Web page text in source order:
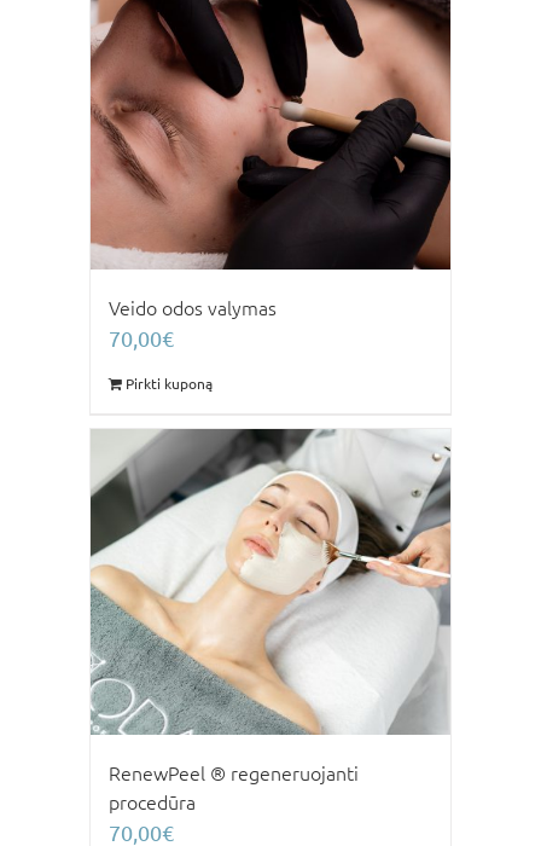
Veido odos valymas
70,00€
Pirkti kuponą
RenewPeel ® regeneruojanti
procedūra
70,00€